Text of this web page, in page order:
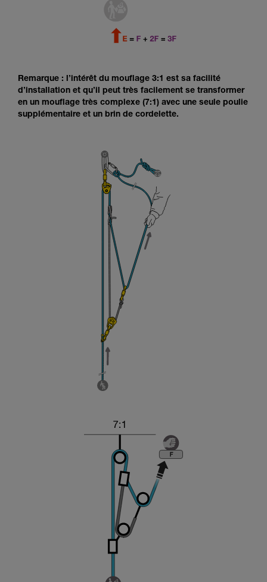
Remarque : l’intérêt du mouflage 3:1 est sa facilité
d’installation et qu’il peut très facilement se transformer
en un mouflage très complexe (7:1) avec une seule poulie
supplémentaire et un brin de cordelette.